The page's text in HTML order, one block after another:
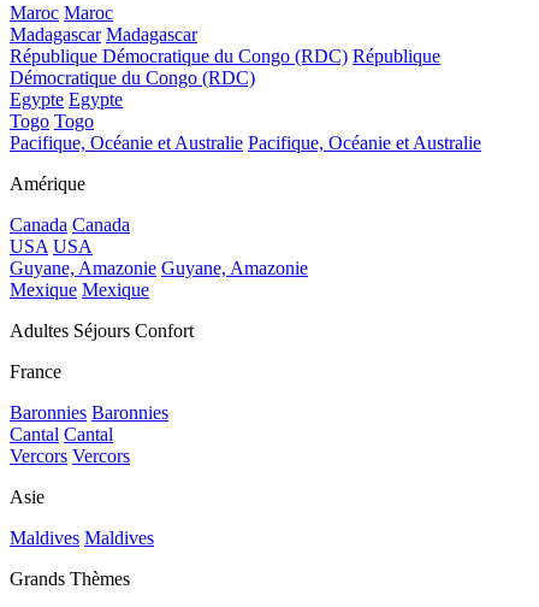
Maroc Maroc
Madagascar Madagascar
République Démocratique du Congo (RDC) République
Démocratique du Congo (RDC)
Egypte Egypte
Togo Togo
Pacifique, Océanie et Australie Pacifique, Océanie et Australie
Amérique
Canada Canada
USA USA
Guyane, Amazonie Guyane, Amazonie
Mexique Mexique
Adultes Séjours Confort
France
Baronnies Baronnies
Cantal Cantal
Vercors Vercors
Asie
Maldives Maldives
Grands Thèmes